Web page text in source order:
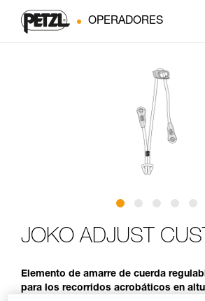
OPERADORES
JOKO ADJUST
Elemento de amarre de cuerda
para los recorridos acrobáticos en